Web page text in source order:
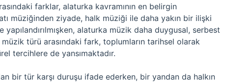
farklar, alaturka kavramının en belirgin
müziğinden ziyade, halk müziği ile daha yakın bir ilişki
alaturka müzik daha duygusal, serbest
türü arasındaki fark, toplumların tarihsel olarak
tercihlere de yansımaktadır.
bir tür karşı duruşu ifade ederken, bir yandan da halkın